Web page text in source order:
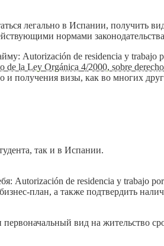
легально в Испании, получить
нормами
Autorización de residencia y trabajo
la Ley Orgánica 4/2000, sobre
и получения визы, как во многих
так и в Испании.
de residencia y trabajo
план, а также подтвердить
вид на жительство